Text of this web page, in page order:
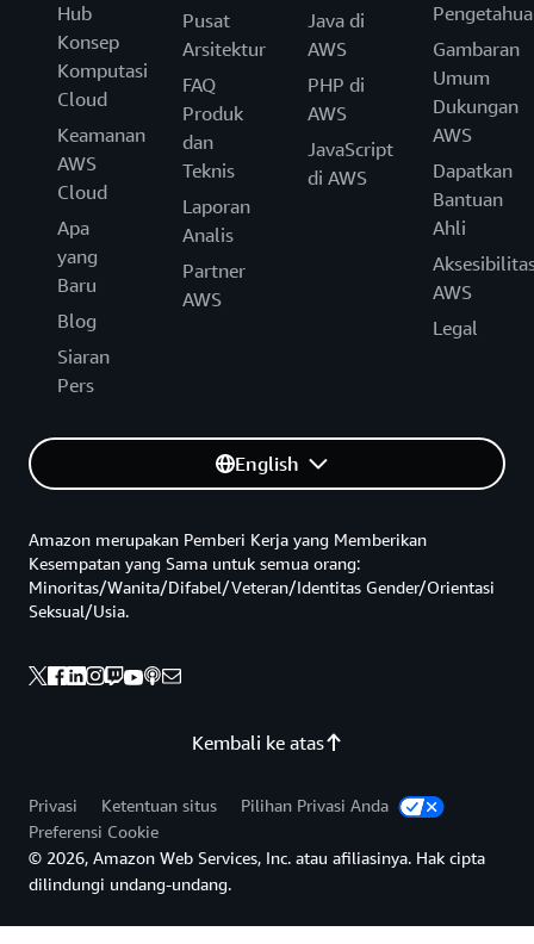
Hub
Konsep
Komputasi
Cloud
Keamanan
AWS
Cloud
Apa
yang
Baru
Blog
Siaran
Pers
Pusat
Arsitektur
FAQ
Produk
dan
Teknis
Laporan
Analis
Partner
AWS
Java di
AWS
PHP di
AWS
JavaScript
di AWS
Gambaran
Umum
Dukungan
AWS
Dapatkan
Bantuan
Ahli
AWS
Legal
English
Kembali ke atas
Amazon merupakan Pemberi Kerja yang Memberikan
Kesempatan yang Sama untuk semua orang:
Minoritas/Wanita/Difabel/Veteran/Identitas Gender/Orientasi
Seksual/Usia.
Privasi Ketentuan situs
Pilihan Privasi Anda
Preferensi Cookie
© 2026, Amazon Web Services, Inc. atau afiliasinya. Hak cipta
dilindungi undang-undang.